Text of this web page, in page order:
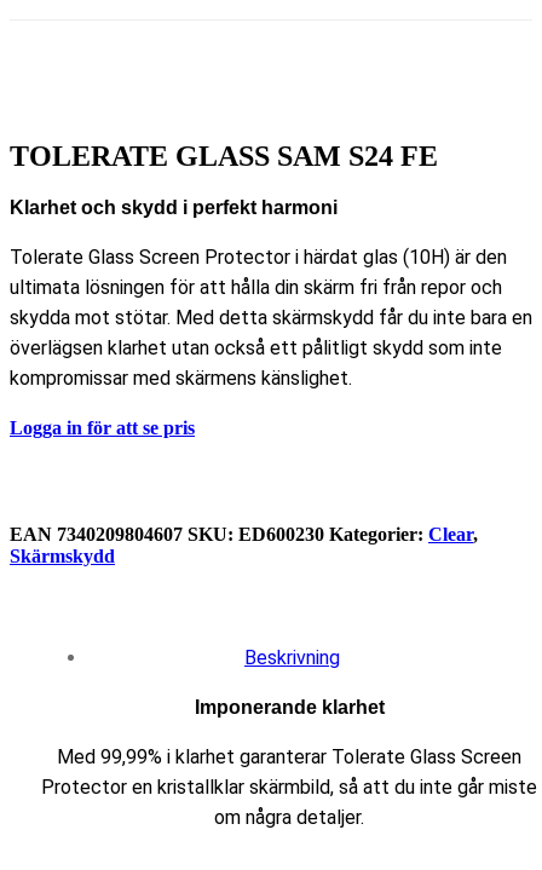
TOLERATE GLASS SAM S24 FE
Klarhet och skydd i perfekt harmoni
Tolerate Glass Screen Protector i härdat glas (10H) är den
ultimata lösningen för att hålla din skärm fri från repor och
skydda mot stötar. Med detta skärmskydd får du inte bara en
överlägsen klarhet utan också ett pålitligt skydd som inte
kompromissar med skärmens känslighet.
Logga in för att se pris
EAN ‌7340209804607 SKU: ED600230 Kategorier: Clear,
Skärmskydd
Beskrivning
Imponerande klarhet
Med 99,99% i klarhet garanterar Tolerate Glass Screen
Protector en kristallklar skärmbild, så att du inte går miste
om några detaljer.